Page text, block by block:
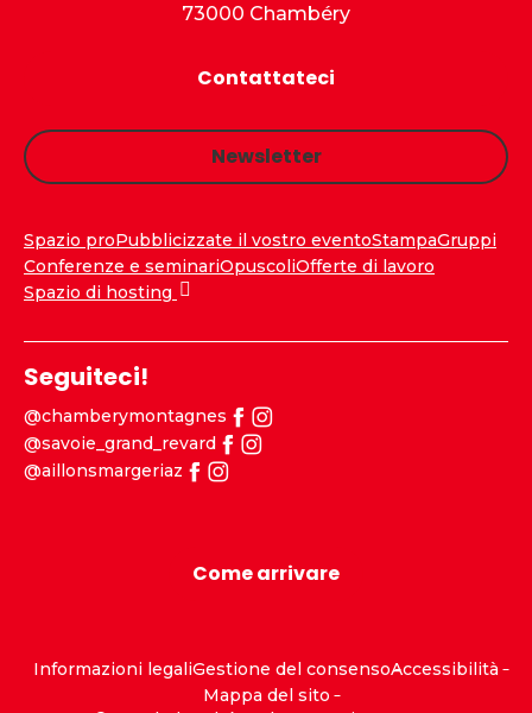
73000 Chambéry
Contattateci
Newsletter
Spazio proPubblicizzate il vostro eventoStampaGruppi
Conferenze e seminariOpuscoliOfferte di lavoro
Spazio di hosting
Seguiteci!
@chamberymontagnes
@savoie_grand_revard
@aillonsmargeriaz
Come arrivare
Informazioni legaliGestione del consensoAccessibilità
Mappa del sito